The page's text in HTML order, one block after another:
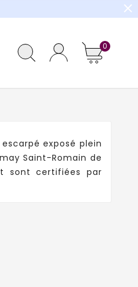
close
0
exposé plein
Saint-Romain de
sont certifiées par